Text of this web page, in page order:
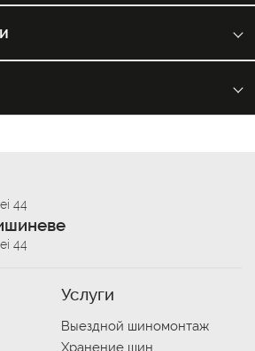
44
44
Услуги
Выездной шиномонтаж
Хранение шин